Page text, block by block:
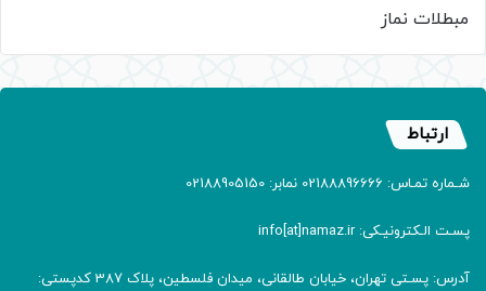
مبطلات نماز
ارتباط
شـماره تمـاس: 02188896666 نمابر: 02188905150
پسـت الـکترونیـکی: info[at]namaz.ir
آدرس: پسـتی تهران، خیابان طالقانی، میدان فلسطین، پلاک 387 کدپستی: